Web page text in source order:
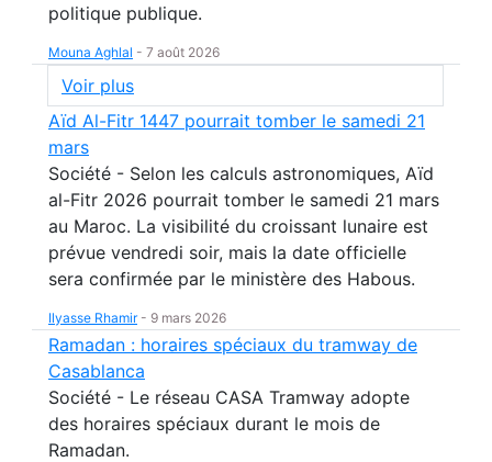
politique publique.
Mouna Aghlal - 7 août 2026
Voir plus
Aïd Al-Fitr 1447 pourrait tomber le samedi 21
mars
Société - Selon les calculs astronomiques, Aïd
al-Fitr 2026 pourrait tomber le samedi 21 mars
au Maroc. La visibilité du croissant lunaire est
prévue vendredi soir, mais la date officielle
sera confirmée par le ministère des Habous.
Ilyasse Rhamir- 9 mars 2026
Ramadan : horaires spéciaux du tramway de
Casablanca
Société - Le réseau CASA Tramway adopte
des horaires spéciaux durant le mois de
Ramadan.